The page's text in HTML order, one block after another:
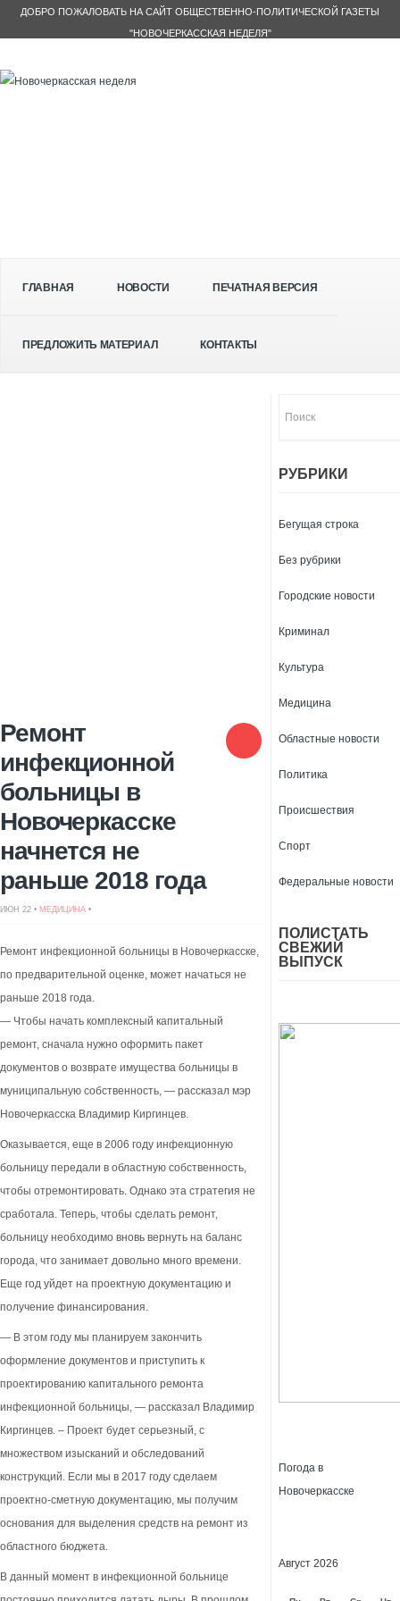
ДОБРО ПОЖАЛОВАТЬ НА САЙТ ОБЩЕСТВЕННО-ПОЛИТИЧЕСКОЙ ГАЗЕТЫ
"НОВОЧЕРКАССКАЯ НЕДЕЛЯ"
ГЛАВНАЯ НОВОСТИ ПЕЧАТНАЯ ВЕРСИЯ
ПРЕДЛОЖИТЬ МАТЕРИАЛ КОНТАКТЫ
Ремонт
инфекционной
больницы в
Новочеркасске
начнется не
раньше 2018 года
ИЮН 22 • МЕДИЦИНА •
Ремонт инфекционной больницы в Новочеркасске,
по предварительной оценке, может начаться не
раньше 2018 года.
— Чтобы начать комплексный капитальный
ремонт, сначала нужно оформить пакет
документов о возврате имущества больницы в
муниципальную собственность, — рассказал мэр
Новочеркасска Владимир Киргинцев.
Оказывается, еще в 2006 году инфекционную
больницу передали в областную собственность,
чтобы отремонтировать. Однако эта стратегия не
сработала. Теперь, чтобы сделать ремонт,
больницу необходимо вновь вернуть на баланс
города, что занимает довольно много времени.
Еще год уйдет на проектную документацию и
получение финансирования.
— В этом году мы планируем закончить
оформление документов и приступить к
проектированию капитального ремонта
инфекционной больницы, — рассказал Владимир
Киргинцев. – Проект будет серьезный, с
множеством изысканий и обследований
конструкций. Если мы в 2017 году сделаем
проектно-сметную документацию, мы получим
основания для выделения средств на ремонт из
областного бюджета.
В данный момент в инфекционной больнице
РУБРИКИ
Бегущая строка
Без рубрики
Городские новости
Криминал
Культура
Медицина
Областные новости
Политика
Происшествия
Спорт
Федеральные новости
ПОЛИСТАТЬ
СВЕЖИЙ
ВЫПУСК
Погода в
Новочеркасске
Август 2026